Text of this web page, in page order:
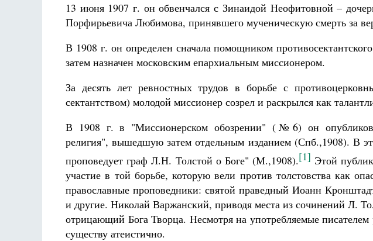
13 июня 1907 г. он обвенчался с Зинаидой Неофитовной –
Порфирьевича Любимова, принявшего мученическую смерть за
В 1908 г. он определен сначала помощником
затем назначен московским епархиальным миссионером.
За десять лет ревностных трудов в борьбе с
сектантством) молодой миссионер созрел и раскрылся как
В 1908 г. в "Миссионерском обозрении" (№6) он
религия", вышедшую затем отдельным изданием (Спб.,1908). В
проповедует граф Л.Н. Толстой о Боге" (М.,1908).[1] Этой
участие в той борьбе, которую вели против толстовства как
православные проповедники: святой праведный Иоанн
и другие. Николай Варжанский, приводя места из сочинений Л.
отрицающий Бога Творца. Несмотря на употребляемые писателем
существу атеистично.
Фредерика де Грааф